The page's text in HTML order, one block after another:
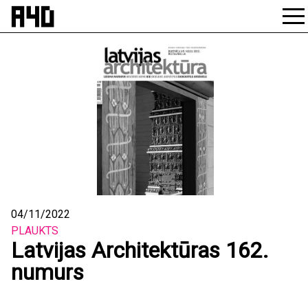
Skip
04/11/2022
PLAUKTS
Latvijas Architektūras 162.
numurs